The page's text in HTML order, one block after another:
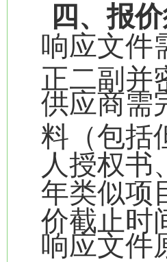
四、报
响应文件
正二副并
供应商需
料（包括
人授权
年类似项
价截止时
响应文件